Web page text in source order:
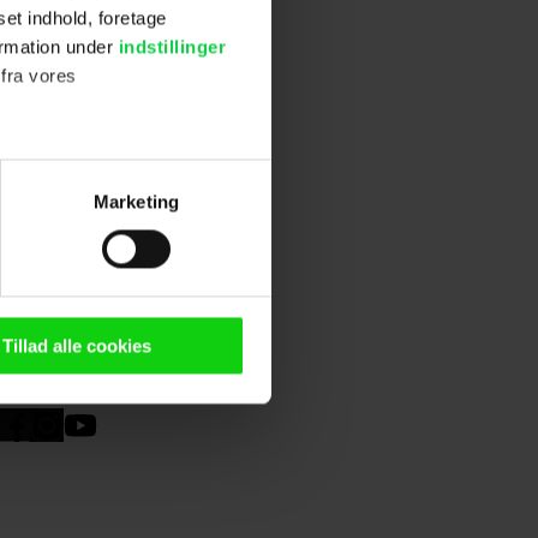
indhold, foretage
under indstillinger
vores
browser til statistik og
tilgår oplysninger på din
lave
Marketing
Tillad alle cookies
)